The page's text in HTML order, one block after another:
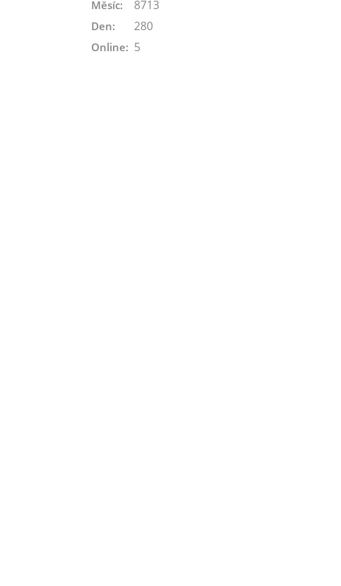
Online: 5
Měsíc: 8713
Den: 280